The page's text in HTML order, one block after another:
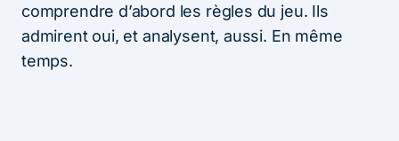
comprendre d’abord les règles du jeu. Ils
admirent oui, et analysent, aussi. En même
temps.